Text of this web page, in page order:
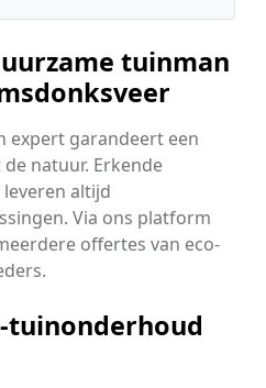
tuinman
expert garandeert een
natuur. Erkende
altijd
Via ons platform
offertes van eco-
tuinonderhoud